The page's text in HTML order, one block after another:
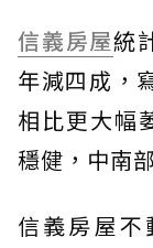
信義房屋統
年減四成，
相比更大幅
穩健，中南
信義房屋